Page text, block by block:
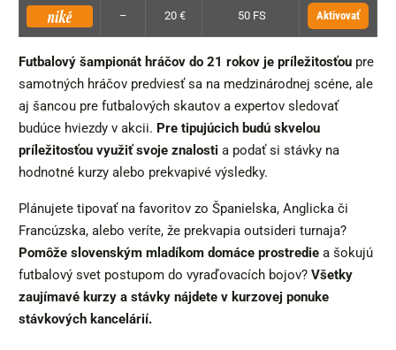
– 20 € 50 FS Aktivovať
Futbalový šampionát hráčov do 21 rokov je príležitosťou pre
samotných hráčov predviesť sa na medzinárodnej scéne, ale
aj šancou pre futbalových skautov a expertov sledovať
budúce hviezdy v akcii. Pre tipujúcich budú skvelou
príležitosťou využiť svoje znalosti a podať si stávky na
hodnotné kurzy alebo prekvapivé výsledky.
Plánujete tipovať na favoritov zo Španielska, Anglicka či
Francúzska, alebo veríte, že prekvapia outsideri turnaja?
Pomôže slovenským mladíkom domáce prostredie a šokujú
futbalový svet postupom do vyraďovacích bojov? Všetky
zaujímavé kurzy a stávky nájdete v kurzovej ponuke
stávkových kancelárií.